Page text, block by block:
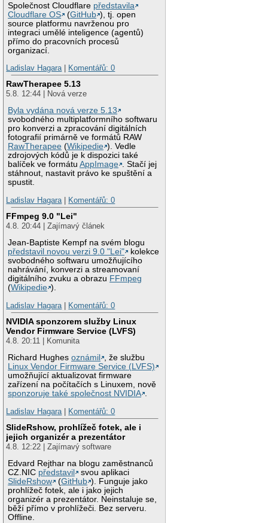
Společnost Cloudflare představila
Cloudflare OS
(GitHub ), tj. open
source platformu navrženou pro
integraci umělé inteligence (agentů)
přímo do pracovních procesů
organizací.
Ladislav Hagara| Komentářů: 0
RawTherapee 5.13
5.8. 12:44 | Nová verze
Byla vydána nová verze 5.13
svobodného multiplatformního softwaru
pro konverzi a zpracování digitálních
fotografií primárně ve formátů RAW
RawTherapee (Wikipedie ). Vedle
zdrojových kódů je k dispozici také
balíček ve formátuAppImage . Stačí jej
stáhnout, nastavit právo ke spuštění a
spustit.
Ladislav Hagara| Komentářů: 0
FFmpeg 9.0 "Lei"
4.8. 20:44 | Zajímavý článek
Jean-Baptiste Kempf na svém blogu
představil novou verzi 9.0 "Lei"
kolekce
svobodného softwaru umožňujícího
nahrávání, konverzi a streamovaní
digitálního zvuku a obrazu FFmpeg
(Wikipedie ).
Ladislav Hagara| Komentářů: 0
NVIDIA sponzorem služby Linux
Vendor Firmware Service (LVFS)
4.8. 20:11 | Komunita
Richard Hughesoznámil
, že službu
Linux Vendor Firmware Service (LVFS)
umožňující aktualizovat firmware
zařízení na počítačích s Linuxem, nově
sponzoruje také společnost NVIDIA .
Ladislav Hagara| Komentářů: 0
SlideRshow, prohlížeč fotek, ale i
jejich organizér a prezentátor
4.8. 12:22 | Zajímavý software
Edvard Rejthar na blogu zaměstnanců
CZ.NIC představil
svou aplikaci
SlideRshow
(GitHub ). Funguje jako
prohlížeč fotek, ale i jako jejich
organizér a prezentátor. Neinstaluje se,
běží přímo v prohlížeči. Bez serveru.
Offline.